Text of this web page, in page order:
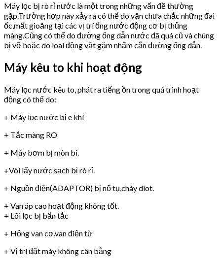
Máy lọc bị rò rỉ nước là một trong những vấn đề thường
gặp.Trường hợp này xảy ra có thể do vặn chưa chắc những đai
ốc,mất gioăng tại các vị trí ống nước động cơ bị thủng
màng.Cũng có thể do đường ống dẫn nước đã quá cũ và chúng
bị vỡ hoặc do loai động vật gặm nhấm cắn đường ống dẫn.
Máy kêu to khi hoạt động
Máy lọc nước kêu to, phát ra tiếng ồn trong quá trình hoạt
động có thể do:
+ Máy lọc nước bị e khí
+ Tắc màng RO
+ Máy bơm bị mòn bi.
+Vòi lấy nước sạch bị rò rỉ.
+ Nguồn điện(ADAPTOR) bị nổ tụ,cháy diot.
+ Van áp cao hoạt động không tốt.
+ Lõi lọc bị bẩn tắc
+ Hỏng van cơ,van điện từ
+ Vị trí đặt máy không cân bằng